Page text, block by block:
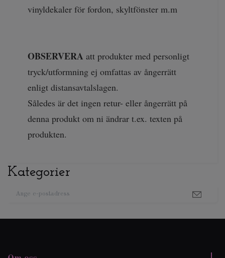
Kategorier
vinyldekaler för fordon, skyltfönster m.m
OBSERVERA att produkter med personligt
tryck/utformning ej omfattas av ångerrätt
enligt distansavtalslagen.
Således är det ingen retur- eller ångerrätt på
denna produkt om ni ändrar t.ex. texten på
produkten.